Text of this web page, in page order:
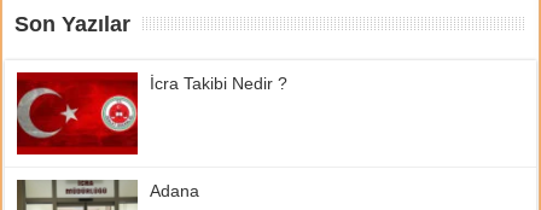
Son Yazılar
İcra Takibi Nedir ?
Adana